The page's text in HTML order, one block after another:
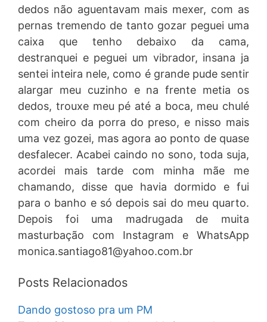
dedos não aguentavam mais mexer, com as
pernas tremendo de tanto gozar peguei uma
caixa que tenho debaixo da cama,
destranquei e peguei um vibrador, insana ja
sentei inteira nele, como é grande pude sentir
alargar meu cuzinho e na frente metia os
dedos, trouxe meu pé até a boca, meu chulé
com cheiro da porra do preso, e nisso mais
uma vez gozei, mas agora ao ponto de quase
desfalecer. Acabei caindo no sono, toda suja,
acordei mais tarde com minha mãe me
chamando, disse que havia dormido e fui
para o banho e só depois sai do meu quarto.
Depois foi uma madrugada de muita
masturbação com Instagram e WhatsApp
monica.santiago81@yahoo.com.br
Posts Relacionados
Dando gostoso pra um PM